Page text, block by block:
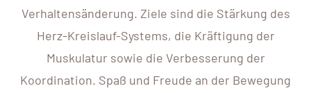
Verhaltensänderung. Ziele sind die Stärkung des
Herz-Kreislauf-Systems, die Kräftigung der
Muskulatur sowie die Verbesserung der
Koordination. Spaß und Freude an der Bewegung